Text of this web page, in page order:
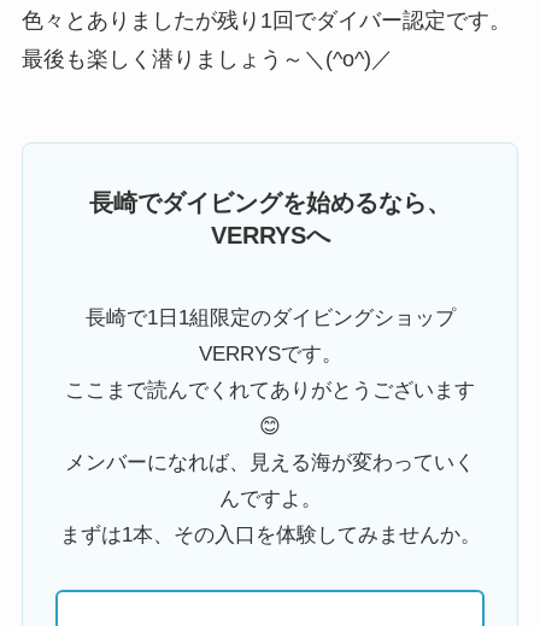
色々とありましたが残り1回でダイバー認定です。
最後も楽しく潜りましょう～＼(^o^)／
長崎でダイビングを始めるなら、
VERRYSへ
長崎で1日1組限定のダイビングショップ
VERRYSです。
ここまで読んでくれてありがとうございます
😊
メンバーになれば、見える海が変わっていく
んですよ。
まずは1本、その入口を体験してみませんか。